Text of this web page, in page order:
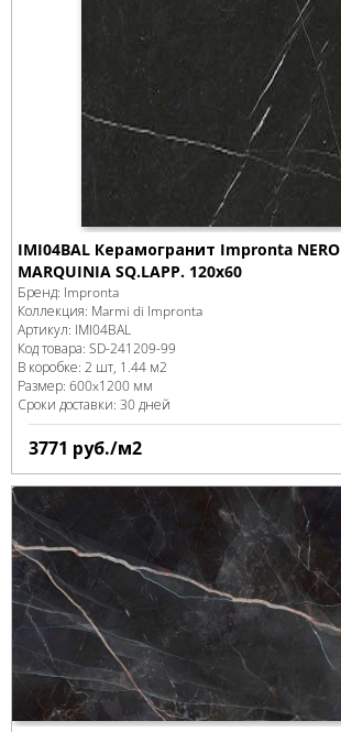
IMI04BAL Керамогранит Impronta NERO
MARQUINIA SQ.LAPP. 120x60
Бренд: Impronta
Коллекция: Marmi di Impronta
Артикул: IMI04BAL
Код товара: SD-241209-99
В коробке: 2 шт, 1.44 м2
Размер: 600x1200 мм
Сроки доставки: 30 дней
3771 руб./м2